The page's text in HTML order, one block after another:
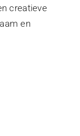
creatieve
en